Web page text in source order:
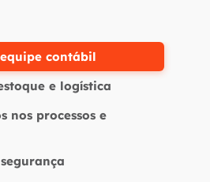
contábil
e logística
nos processos e